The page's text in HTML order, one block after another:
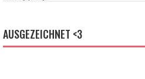
AUSGEZEICHNET <3